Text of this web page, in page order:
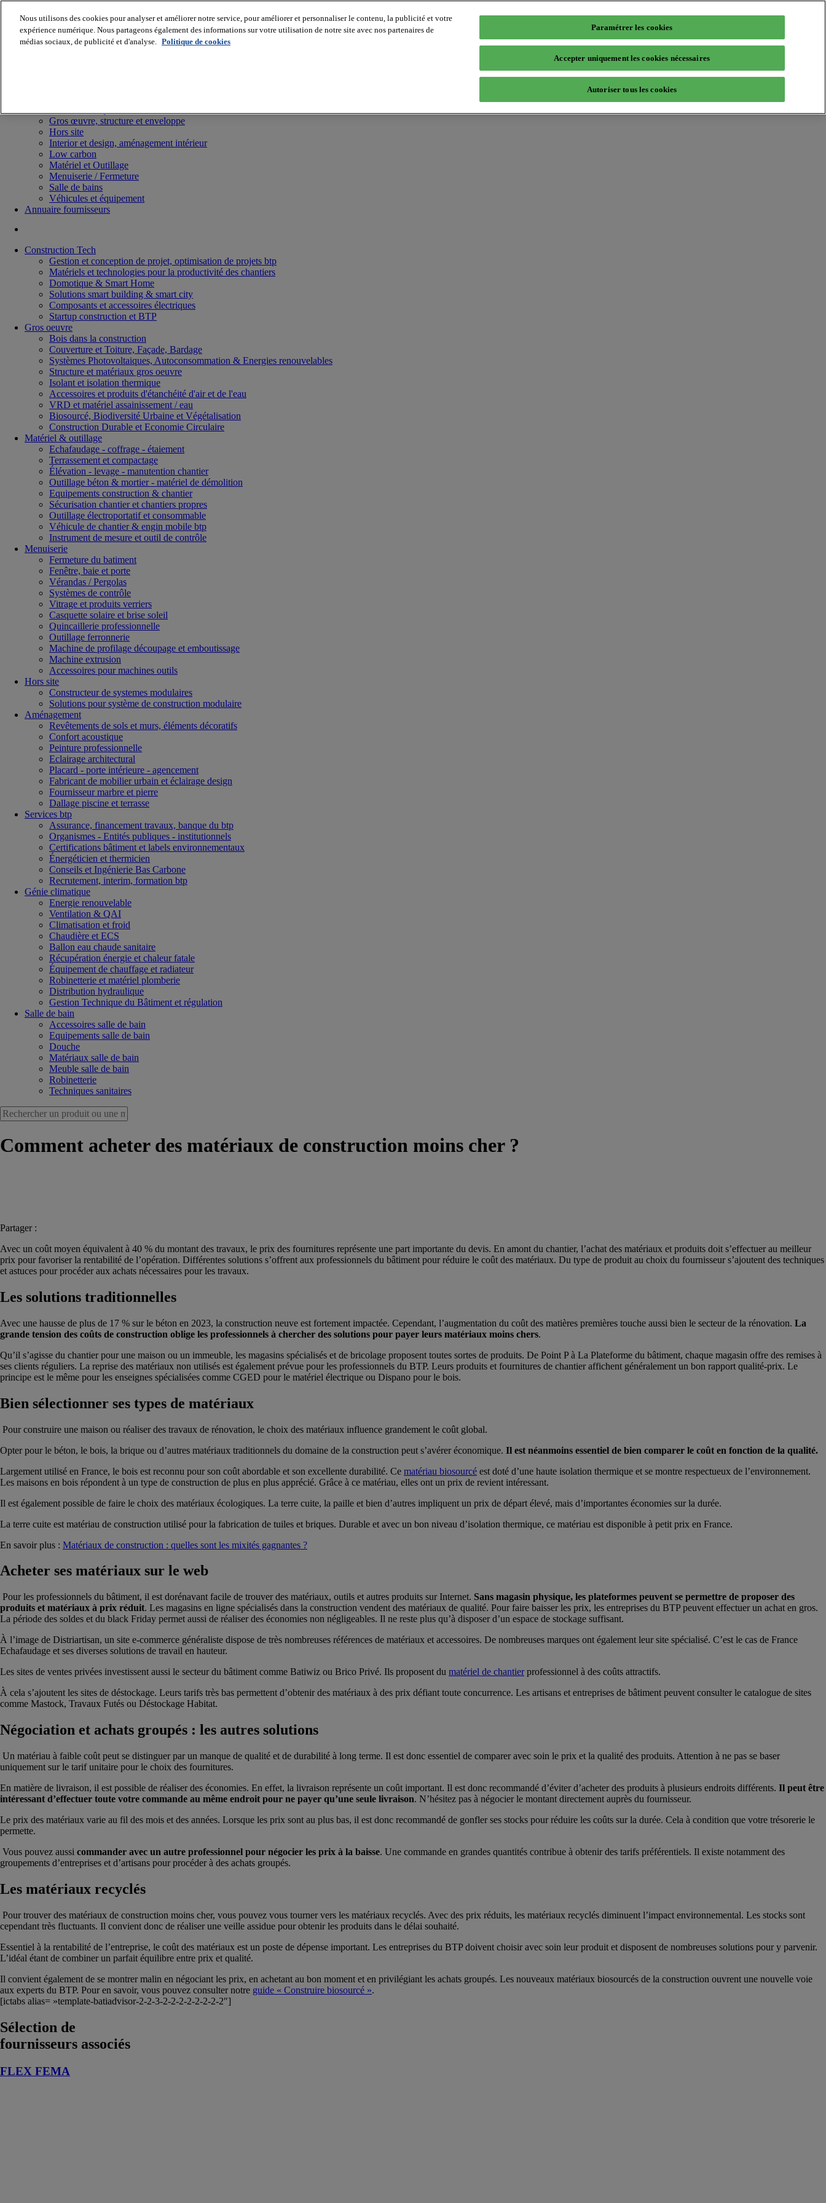
Gros œuvre, structure et enveloppe
Hors site
Interior et design, aménagement intérieur
Low carbon
Matériel et Outillage
Menuiserie / Fermeture
Salle de bains
Véhicules et équipement
Annuaire fournisseurs
Construction Tech
Gestion et conception de projet, optimisation de projets btp
Matériels et technologies pour la productivité des chantiers
Domotique & Smart Home
Solutions smart building & smart city
Composants et accessoires électriques
Startup construction et BTP
Gros oeuvre
Bois dans la construction
Couverture et Toiture, Façade, Bardage
Systèmes Photovoltaiques, Autoconsommation & Energies renouvelables
Structure et matériaux gros oeuvre
Isolant et isolation thermique
Accessoires et produits d'étanchéité d'air et de l'eau
VRD et matériel assainissement / eau
Biosourcé, Biodiversité Urbaine et Végétalisation
Construction Durable et Economie Circulaire
Matériel & outillage
Echafaudage - coffrage - étaiement
Terrassement et compactage
Élévation - levage - manutention chantier
Outillage béton & mortier - matériel de démolition
Equipements construction & chantier
Sécurisation chantier et chantiers propres
Outillage électroportatif et consommable
Véhicule de chantier & engin mobile btp
Instrument de mesure et outil de contrôle
Menuiserie
Fermeture du batiment
Fenêtre, baie et porte
Vérandas / Pergolas
Systèmes de contrôle
Vitrage et produits verriers
Casquette solaire et brise soleil
Quincaillerie professionnelle
Outillage ferronnerie
Machine de profilage découpage et emboutissage
Machine extrusion
Accessoires pour machines outils
Hors site
Constructeur de systemes modulaires
Solutions pour système de construction modulaire
Aménagement
Revêtements de sols et murs, éléments décoratifs
Confort acoustique
Peinture professionnelle
Eclairage architectural
Placard - porte intérieure - agencement
Fabricant de mobilier urbain et éclairage design
Fournisseur marbre et pierre
Dallage piscine et terrasse
Services btp
Assurance, financement travaux, banque du btp
Organismes - Entités publiques - institutionnels
Certifications bâtiment et labels environnementaux
Énergéticien et thermicien
Conseils et Ingénierie Bas Carbone
Recrutement, interim, formation btp
Génie climatique
Energie renouvelable
Ventilation & QAI
Climatisation et froid
Chaudière et ECS
Ballon eau chaude sanitaire
Récupération énergie et chaleur fatale
Équipement de chauffage et radiateur
Robinetterie et matériel plomberie
Distribution hydraulique
Gestion Technique du Bâtiment et régulation
Salle de bain
Accessoires salle de bain
Equipements salle de bain
Douche
Matériaux salle de bain
Meuble salle de bain
Robinetterie
Techniques sanitaires
Comment acheter des matériaux de construction moins cher ?
Partager :
Avec un coût moyen équivalent à 40 % du montant des travaux, le prix des fournitures représente une part importante du devis. En amont du chantier, l’achat des matériaux et produits doit s’effectuer au meilleur
prix pour favoriser la rentabilité de l’opération. Différentes solutions s’offrent aux professionnels du bâtiment pour réduire le coût des matériaux. Du type de produit au choix du fournisseur s’ajoutent des techniques
et astuces pour procéder aux achats nécessaires pour les travaux.
Les solutions traditionnelles
Avec une hausse de plus de 17 % sur le béton en 2023, la construction neuve est fortement impactée. Cependant, l’augmentation du coût des matières premières touche aussi bien le secteur de la rénovation. La
grande tension des coûts de construction oblige les professionnels à chercher des solutions pour payer leurs matériaux moins chers.
Qu’il s’agisse du chantier pour une maison ou un immeuble, les magasins spécialisés et de bricolage proposent toutes sortes de produits. De Point P à La Plateforme du bâtiment, chaque magasin offre des remises à
ses clients réguliers. La reprise des matériaux non utilisés est également prévue pour les professionnels du BTP. Leurs produits et fournitures de chantier affichent généralement un bon rapport qualité-prix. Le
principe est le même pour les enseignes spécialisées comme CGED pour le matériel électrique ou Dispano pour le bois.
Bien sélectionner ses types de matériaux
Pour construire une maison ou réaliser des travaux de rénovation, le choix des matériaux influence grandement le coût global.
Opter pour le béton, le bois, la brique ou d’autres matériaux traditionnels du domaine de la construction peut s’avérer économique. Il est néanmoins essentiel de bien comparer le coût en fonction de la qualité.
Largement utilisé en France, le bois est reconnu pour son coût abordable et son excellente durabilité. Ce matériau biosourcé est doté d’une haute isolation thermique et se montre respectueux de l’environnement.
Les maisons en bois répondent à un type de construction de plus en plus apprécié. Grâce à ce matériau, elles ont un prix de revient intéressant.
Il est également possible de faire le choix des matériaux écologiques. La terre cuite, la paille et bien d’autres impliquent un prix de départ élevé, mais d’importantes économies sur la durée.
La terre cuite est matériau de construction utilisé pour la fabrication de tuiles et briques. Durable et avec un bon niveau d’isolation thermique, ce matériau est disponible à petit prix en France.
En savoir plus : Matériaux de construction : quelles sont les mixités gagnantes ?
Acheter ses matériaux sur le web
Pour les professionnels du bâtiment, il est dorénavant facile de trouver des matériaux, outils et autres produits sur Internet. Sans magasin physique, les plateformes peuvent se permettre de proposer des
produits et matériaux à prix réduit. Les magasins en ligne spécialisés dans la construction vendent des matériaux de qualité. Pour faire baisser les prix, les entreprises du BTP peuvent effectuer un achat en gros.
La période des soldes et du black Friday permet aussi de réaliser des économies non négligeables. Il ne reste plus qu’à disposer d’un espace de stockage suffisant.
À l’image de Distriartisan, un site e-commerce généraliste dispose de très nombreuses références de matériaux et accessoires. De nombreuses marques ont également leur site spécialisé. C’est le cas de France
Echafaudage et ses diverses solutions de travail en hauteur.
Les sites de ventes privées investissent aussi le secteur du bâtiment comme Batiwiz ou Brico Privé. Ils proposent du matériel de chantierprofessionnel à des coûts attractifs.
À cela s’ajoutent les sites de déstockage. Leurs tarifs très bas permettent d’obtenir des matériaux à des prix défiant toute concurrence. Les artisans et entreprises de bâtiment peuvent consulter le catalogue de sites
comme Mastock, Travaux Futés ou Déstockage Habitat.
Négociation et achats groupés : les autres solutions
Un matériau à faible coût peut se distinguer par un manque de qualité et de durabilité à long terme. Il est donc essentiel de comparer avec soin le prix et la qualité des produits. Attention à ne pas se baser
uniquement sur le tarif unitaire pour le choix des fournitures.
En matière de livraison, il est possible de réaliser des économies. En effet, la livraison représente un coût important. Il est donc recommandé d’éviter d’acheter des produits à plusieurs endroits différents. Il peut être
intéressant d’effectuer toute votre commande au même endroit pour ne payer qu’une seule livraison. N’hésitez pas à négocier le montant directement auprès du fournisseur.
Le prix des matériaux varie au fil des mois et des années. Lorsque les prix sont au plus bas, il est donc recommandé de gonfler ses stocks pour réduire les coûts sur la durée. Cela à condition que votre trésorerie le
permette.
Vous pouvez aussi commander avec un autre professionnel pour négocier les prix à la baisse. Une commande en grandes quantités contribue à obtenir des tarifs préférentiels. Il existe notamment des
groupements d’entreprises et d’artisans pour procéder à des achats groupés.
Les matériaux recyclés
Pour trouver des matériaux de construction moins cher, vous pouvez vous tourner vers les matériaux recyclés. Avec des prix réduits, les matériaux recyclés diminuent l’impact environnemental. Les stocks sont
cependant très fluctuants. Il convient donc de réaliser une veille assidue pour obtenir les produits dans le délai souhaité.
Essentiel à la rentabilité de l’entreprise, le coût des matériaux est un poste de dépense important. Les entreprises du BTP doivent choisir avec soin leur produit et disposent de nombreuses solutions pour y parvenir.
L’idéal étant de combiner un parfait équilibre entre prix et qualité.
Il convient également de se montrer malin en négociant les prix, en achetant au bon moment et en privilégiant les achats groupés. Les nouveaux matériaux biosourcés de la construction ouvrent une nouvelle voie
aux experts du BTP. Pour en savoir, vous pouvez consulter notre guide « Construire biosourcé ».
[ictabs alias= »template-batiadvisor-2-2-3-2-2-2-2-2-2-2-2″]
Sélection de
fournisseurs associés
FLEX FEMA
Nous utilisons des cookies pour analyser et améliorer notre service, pour améliorer et personnaliser le contenu, la publicité et votre
expérience numérique. Nous partageons également des informations sur votre utilisation de notre site avec nos partenaires de
médias sociaux, de publicité et d'analyse. Politique de cookies
Paramétrer les cookies
Accepter uniquement les cookies nécessaires
Autoriser tous les cookies